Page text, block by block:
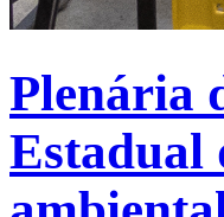
Plenária
Estadual